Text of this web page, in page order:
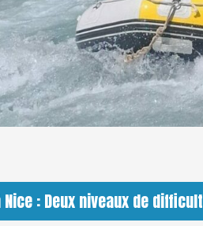
Nice : Deux niveaux de